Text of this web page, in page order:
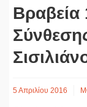
Βραβεία
5 Απριλίου 2016